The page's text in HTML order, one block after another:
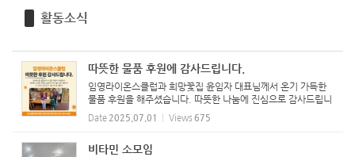
활동소식
따뜻한 물품 후원에 감사드립니다.
임영라이온스클럽과 희망꽃집 윤임자 대표님께서 온기 가득한
물품 후원을 해주셨습니다. 따뜻한 나눔에 진심으로 감사드립니
다. ‘강릉여성의전화’에 함께해주신 연대의 손길은 폭력 피해 여
성들의 일상 회복과 자립에 큰 힘이 됩니다. 일시/정기...
Date 2025.07.01 Views 675
비타민 소모임